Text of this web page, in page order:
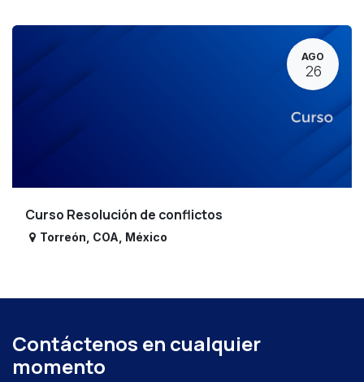
AGO
26
Curso Resolución de conflictos
Torreón COA México
Contáctenos en cualquier
momento